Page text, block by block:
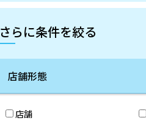
さらに条件を絞る
店舗形態
店舗